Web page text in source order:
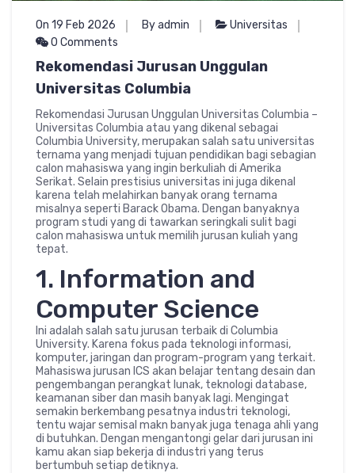
On 19 Feb 2026 By admin
Universitas
0 Comments
Rekomendasi Jurusan Unggulan
Universitas Columbia
Rekomendasi Jurusan Unggulan Universitas Columbia –
Universitas Columbia atau yang dikenal sebagai
Columbia University, merupakan salah satu universitas
ternama yang menjadi tujuan pendidikan bagi sebagian
calon mahasiswa yang ingin berkuliah di Amerika
Serikat. Selain prestisius universitas ini juga dikenal
karena telah melahirkan banyak orang ternama
misalnya seperti Barack Obama. Dengan banyaknya
program studi yang di tawarkan seringkali sulit bagi
calon mahasiswa untuk memilih jurusan kuliah yang
tepat.
1. Information and
Computer Science
Ini adalah salah satu jurusan terbaik di Columbia
University. Karena fokus pada teknologi informasi,
komputer, jaringan dan program-program yang terkait.
Mahasiswa jurusan ICS akan belajar tentang desain dan
pengembangan perangkat lunak, teknologi database,
keamanan siber dan masih banyak lagi. Mengingat
semakin berkembang pesatnya industri teknologi,
tentu wajar semisal makn banyak juga tenaga ahli yang
di butuhkan. Dengan mengantongi gelar dari jurusan ini
kamu akan siap bekerja di industri yang terus
bertumbuh setiap detiknya.